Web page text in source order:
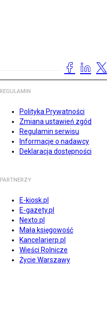
REGULAMIN
Polityka Prywatności
Zmiana ustawień zgód
Regulamin serwisu
Informacje o nadawcy
Deklaracja dostępności
PARTNERZY
E-kiosk.pl
E-gazety.pl
Nexto.pl
Mała księgowość
Kancelarierp.pl
Wieści Rolnicze
Życie Warszawy